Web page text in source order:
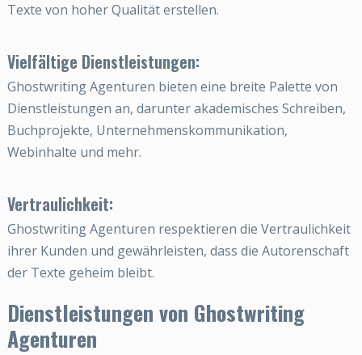
Texte von hoher Qualität erstellen.
Vielfältige Dienstleistungen:
Ghostwriting Agenturen bieten eine breite Palette von
Dienstleistungen an, darunter akademisches Schreiben,
Buchprojekte, Unternehmenskommunikation,
Webinhalte und mehr.
Vertraulichkeit:
Ghostwriting Agenturen respektieren die Vertraulichkeit
ihrer Kunden und gewährleisten, dass die Autorenschaft
der Texte geheim bleibt.
Dienstleistungen von Ghostwriting
Agenturen